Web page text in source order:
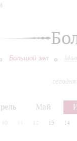
Большой зал
Май
10 12 13 14